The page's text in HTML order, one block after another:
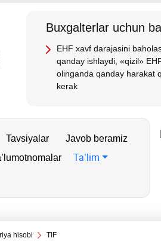
Buхgalterlar uchun
EHF хavf darajasini
qanday ishlaydi, «qizil»
olinganda qanday harakat
kerak
Tavsiyalar
Javob beramiz
Ta’lim
hisobi TIF